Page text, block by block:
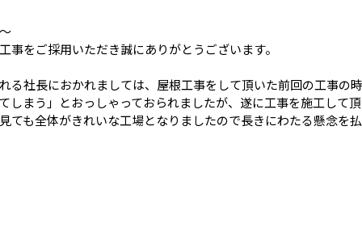
事をご採用いただき誠にありがとうございます。
る社長におかれましては、屋根工事をして頂いた前回の工事の
しまう」とおっしゃっておられましたが、遂に工事を施工して
ても全体がきれいな工場となりましたので長きにわたる懸念を